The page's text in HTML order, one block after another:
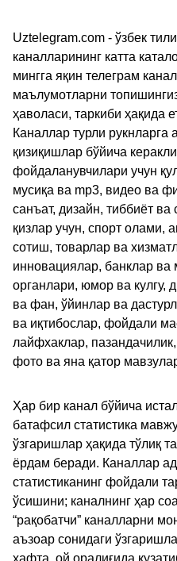
Uztelegram.com - ўзбек
каналларининг катта
мингга яқин телеграм
маълумотларни
ҳаволаси, таркиби ҳақида
Каналлар турли рукнларга
қизиқишлар бўйича
фойдаланувчилари учун
мусиқа ва mp3, видео ва
санъат, дизайн, тиббиёт
қизлар учун, спорт олами,
сотиш, товарлар ва
инновациялар, банклар ва
органлари, юмор ва
ва фан, ўйинлар ва
ва иқтибослар, фойдали
лайфхаклар,
фото ва яна қатор
Ҳар бир канал бўйича
батафсил статистика
ўзгаришлар ҳақида тўлиқ
ёрдам беради. Каналлар
статистиканинг фойдали
ўсишини; каналнинг ҳар
“рақобатчи” каналларни
аъзоар сонидаги
хафта, ой оралиғида